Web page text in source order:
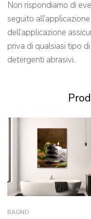
Non rispondiamo di
seguito
dell’applicazione
priva di qualsiasi tipo
detergenti abrasivi.
BAGNO